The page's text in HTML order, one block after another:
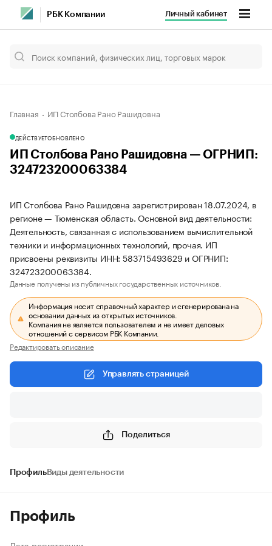
РБК Компании Личный кабинет
Главная ИП Столбова Рано Рашидовна
ДЕЙСТВУЕТОБНОВЛЕНО
ИП Столбова Рано Рашидовна — ОГРНИП:
324723200063384
ИП Столбова Рано Рашидовна зарегистрирован 18.07.2024, в
регионе — Тюменская область. Основной вид деятельности:
Деятельность, связанная с использованием вычислительной
техники и информационных технологий, прочая. ИП
присвоены реквизиты ИНН: 583715493629 и ОГРНИП:
324723200063384.
Данные получены из публичных государственных источников.
Информация носит справочный характер и сгенерирована на
основании данных из открытых источников.
Компания не является пользователем и не имеет деловых
отношений с сервисом РБК Компании.
Редактировать описание
Управлять страницей
Поделиться
ПрофильВиды деятельности
Профиль